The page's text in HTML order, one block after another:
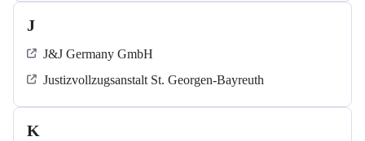
J
J&J Germany GmbH
Justizvollzugsanstalt St. Georgen-Bayreuth
K